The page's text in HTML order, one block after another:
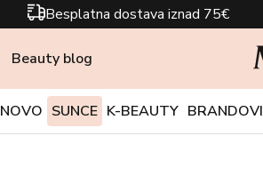
Besplatna dostava iznad 75€
Beauty blog
NOVO SUNCE K-BEAUTY BRANDOVI